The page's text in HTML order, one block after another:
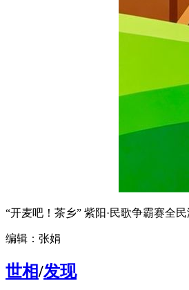
“开麦吧！茶乡” 紫阳·民歌争霸赛全
编辑：张娟
世相/发现